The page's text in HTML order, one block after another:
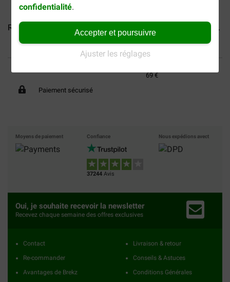
confidentialité.
Accepter et poursuivre
Ajuster les réglages
Renske Multibox Kate pour... Renske fraîchement cuit à...
69 €
Paiement sécurisé
Moyens de paiement Confiance
37244 Avis
Nous expédions avect
Oui, je souhaite recevoir la newsletter
Recevez chaque semaine des offres exclusives
Contact
Re-commander
Avantages de Brekz
Livraison & retour
Conseils & Astuces
Conditions Générales